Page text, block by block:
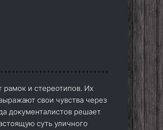
и стереотипов. Их
свои чувства через
документалистов решает
суть уличного